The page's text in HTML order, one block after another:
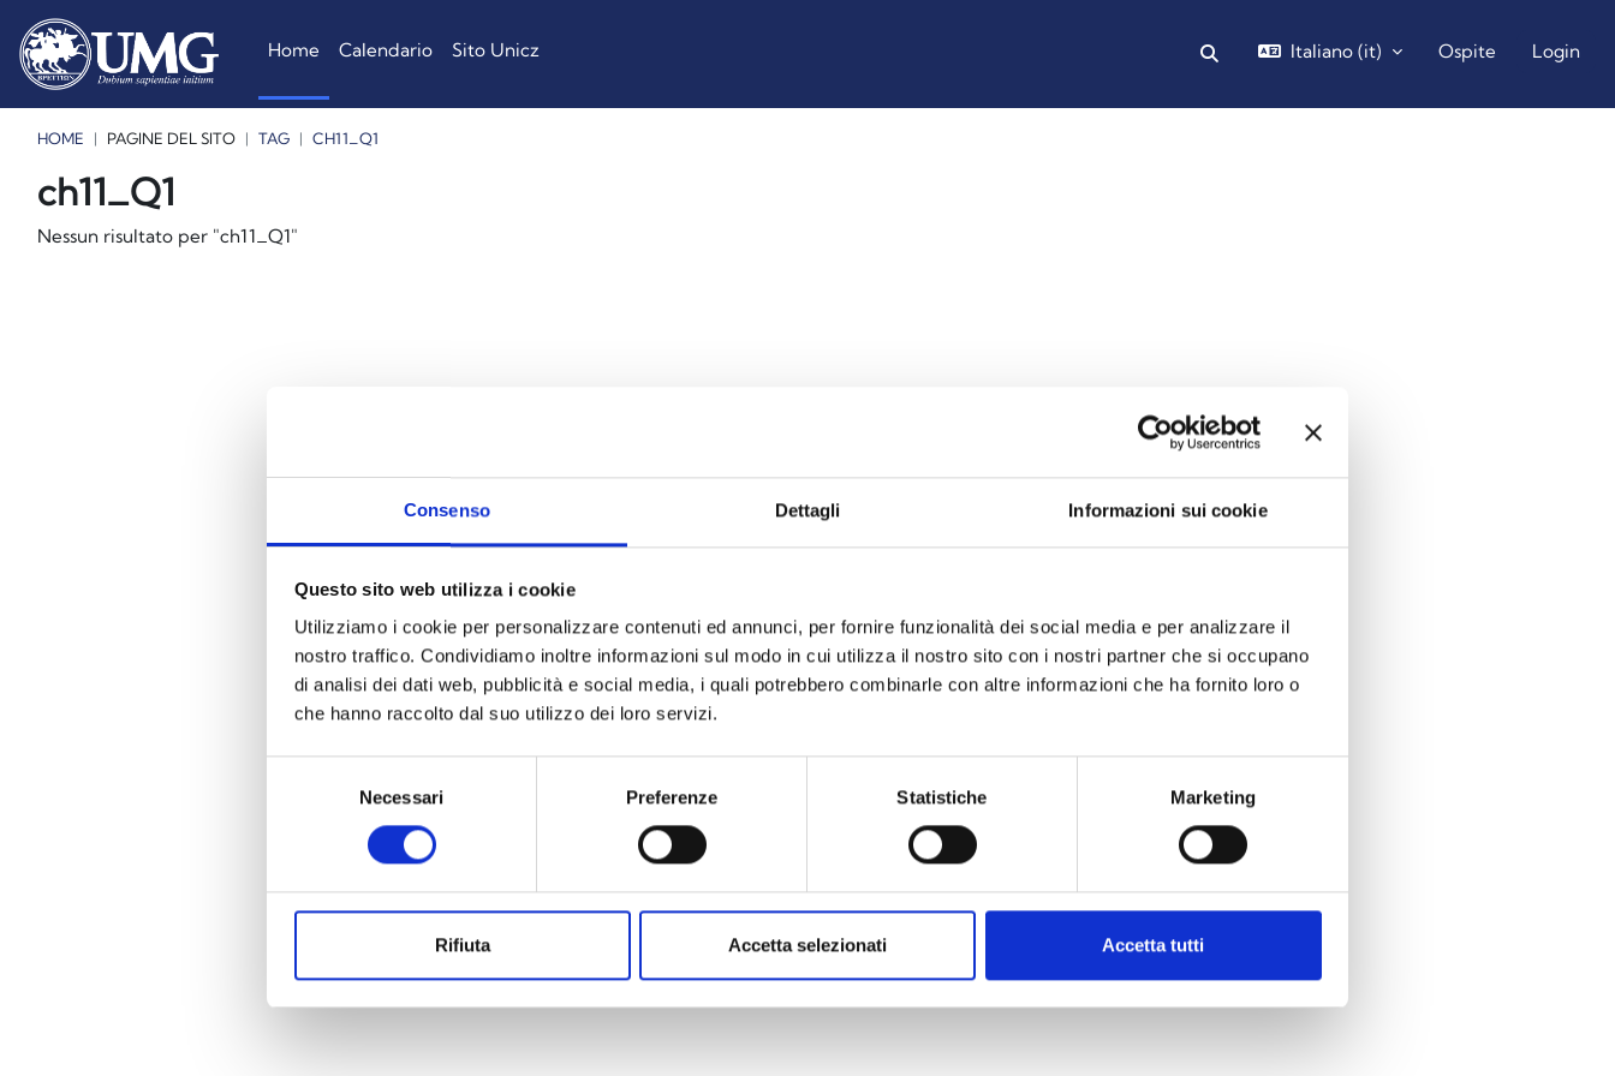
Consenso Dettagli Informazioni sui cookie
Questo sito web utilizza i cookie
Utilizziamo i cookie per personalizzare contenuti ed annunci, per fornire funzionalità dei social media e per analizzare il
nostro traffico. Condividiamo inoltre informazioni sul modo in cui utilizza il nostro sito con i nostri partner che si occupano
di analisi dei dati web, pubblicità e social media, i quali potrebbero combinarle con altre informazioni che ha fornito loro o
che hanno raccolto dal suo utilizzo dei loro servizi.
Necessari Preferenze Statistiche Marketing
Rifiuta Accetta selezionati Accetta tutti
Home
Calendario Sito Unicz Attiva/disattiva input di ricerca
Italiano ‎(it)‎ Ospite Login
HOME PAGINE DEL SITO TAG CH11_Q1
Blocchi
Blocchi
Blocchi
ch11_Q1
Nessun risultato per "ch11_Q1"